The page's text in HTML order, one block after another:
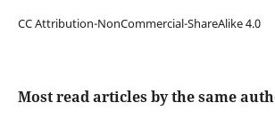
CC Attribution-NonCommercial-ShareAlike 4.0
Most read articles by the same